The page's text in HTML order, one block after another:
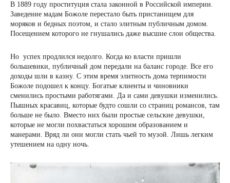
В 1889 году проституция стала законной в Российской империи.
Заведение мадам Божоле перестало быть пристанищем для
моряков и бедных поэтом, и стало элитным публичным домом.
Посещением которого не гнушались даже высшие слои общества.
Но успех продлился недолго. Когда ко власти пришли
большевики, публичный дом передали на баланс городе. Все его
доходы шли в казну. С этим время элитность дома терпимости
Божоле подошел к концу. Богатые клиенты и чиновники
сменились простыми работягами. Да и сами девушки изменились.
Пышных красавиц, которые будто сошли со страниц романсов, там
больше не было. Вместо них были простые сельские девушки,
которые не могли похвастаться хорошим образованием и
манерами. Вряд ли они могли стать чьей то музой. Лишь легким
утешением на одну ночь.